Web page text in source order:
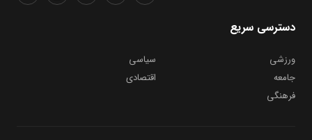
دسترسی سریع
ورزشی
سیاسی
جامعه
اقتصادی
فرهنگی